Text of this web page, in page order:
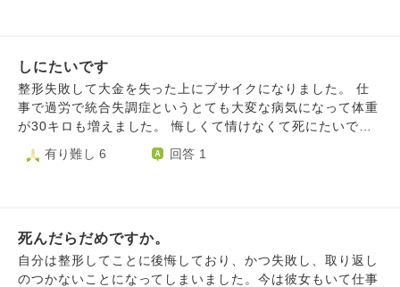
のでしょうか。 後遺症を受け入れて、これからの人生を楽
しめるようになるにはどうしたらよいのか。
しれません。 あれだけ覚悟してしたはずの整形に後悔して
いる自分が情けないです。 周りにはオープンにしていて家
族や彼も友人も支えてくれています。こんなにウジウジして
いる自分で申し訳ないです。今のままではいつか彼にも見放
ずれは形が崩れることや炎症などのリスクを覚悟して、再手
ません…。 どうにか前向きになり、周りの人たちとの貴重
な時間を明るく生きていける自分になりたいです。 長文駄
文失礼しました。 なにかお言葉いただけると嬉しいです。
お茶をのむだけ、というメリットに惹かれてしまいました。
ただ、何かのトラブルに巻き込まれたらどうしよう、とすぐ
怖くなり、誰とも会わずに退会しました。 ですが今になっ
て当時のことをとても後悔しています。私は本来は、身体は
という考えが頭から離れません。 大好きな夫は、私の性根
辛いです。
しにたいです
整形失敗して大金を失った上にブサイクになりました。 仕
事で過労で統合失調症というとても大変な病気になって体重
が30キロも増えました。 悔しくて情けなくて死にたいで
せん。 頭おかしくなりそうです。 ほんと死んでしまいたい
有り難し 6 回答 1
死んだらだめですか。
自分は整形してことに後悔しており、かつ失敗し、取り返し
のつかないことになってしまいました。今は彼女もいて仕事